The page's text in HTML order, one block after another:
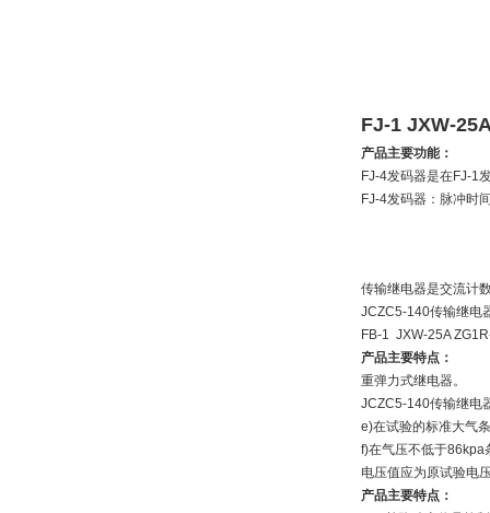
FJ-1 JXW-
产品主要功能：
FJ-4发码器是在FJ-1
FJ-4发码器：脉冲时
传输继电器是交流计
JCZC5-140传输继电
FB-1 JXW-25A
产品主要特点：
重弹力式继电器。
JCZC5-140传输继电
e)在试验的标准大气
f)在气压不低于86kpa
电压值应为原试验电
产品主要特点：